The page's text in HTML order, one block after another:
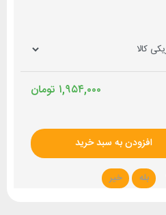
تومان ۱,۹۵۴,۰۰۰
افزودن به سبد خرید
بله خیر